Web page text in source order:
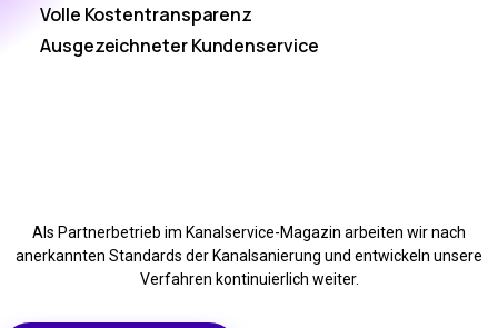
Volle Kostentransparenz
Ausgezeichneter Kundenservice
Als Partnerbetrieb im Kanalservice-Magazin arbeiten wir nach
anerkannten Standards der Kanalsanierung und entwickeln unsere
Verfahren kontinuierlich weiter.